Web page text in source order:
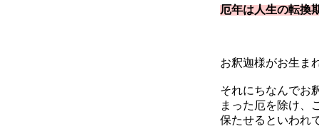
厄年は人生の転換
お釈迦様がお生ま
それにちなんでお
まった厄を除け、
保たせるといわれ